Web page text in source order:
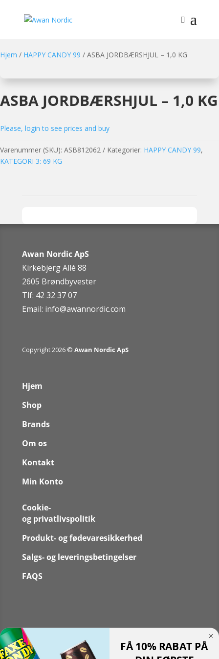
Hjem / HAPPY CANDY 99 / ASBA JORDBÆRSHJUL – 1,0 KG
ASBA JORDBÆRSHJUL – 1,0 KG
Please, login to see prices and buy
Varenummer (SKU): ASB812062 Kategorier: HAPPY CANDY 99,
KATEGORI 3: 69 KG
Awan Nordic ApS
Kirkebjerg Allé 88
2605 Brøndbyvester
Tlf: 42 32 37 07
Email: info@awannordic.com
Copyright 2026 © Awan Nordic ApS
Hjem
Shop
Brands
Om os
Kontakt
Min Konto
Cookie-
og privatlivspolitik
Produkt- og fødevaresikkerhed
Salgs- og leveringsbetingelser
FAQS
Translate » FÅ 10% RABAT PÅ